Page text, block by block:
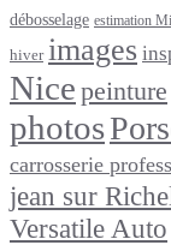
débosselage estimation
hiver images
Nice peinture
photos
carrosserie
jean sur
Versatile Auto